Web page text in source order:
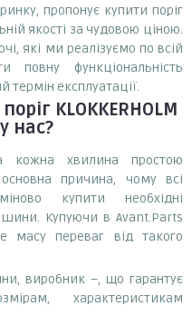
пропонує купити поріг
якості за чудовою ціною.
які ми реалізуємо по всій
повну функціональність
термін експлуатації.
поріг KLOKKERHOLM
у нас?
кожна хвилина простою
причина, чому всі
купити необхідні
Купуючи в Avant.Parts
масу переваг від такого
виробник –, що гарантує
характеристикам